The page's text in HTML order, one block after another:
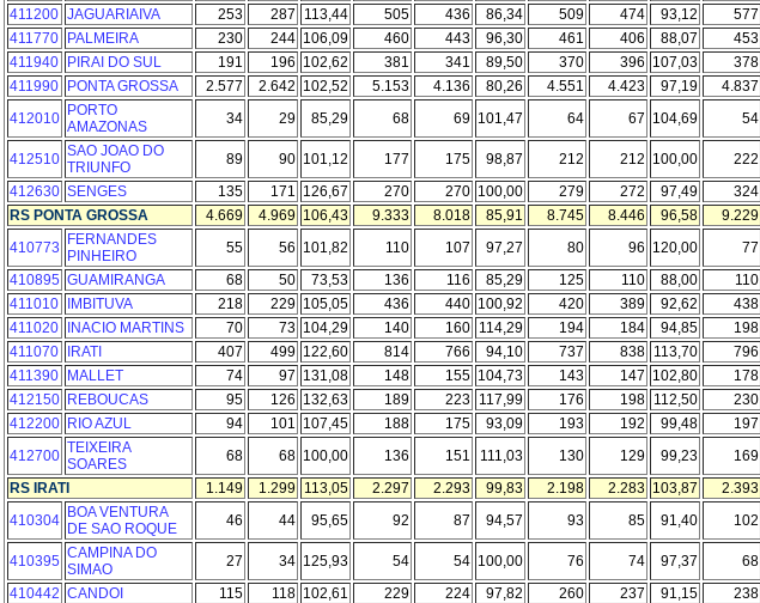
411200 JAGUARIAIVA 253 287 113,44 505 436 86,34 509 474 93,12 577
411770
PALMEIRA 230 244 106,09 460 443 96,30 461 406 88,07 453
411940
PIRAI DO SUL 191 196 102,62 381 341 89,50 370 396 107,03 378
411990
PONTA GROSSA 2.577 2.642 102,52 5.153 4.136 80,26 4.551 4.423 97,19 4.837
412010 PORTO
AMAZONAS
34 29 85,29 68 69 101,47 64 67 104,69 54
412510 SAO JOAO DO
TRIUNFO
89 90 101,12 177 175 98,87 212 212 100,00 222
412630 SENGES 135 171 126,67 270 270 100,00 279 272 97,49 324
RS PONTA GROSSA
4.669 4.969 106,43 9.333 8.018 85,91 8.745 8.446 96,58 9.229
410773
FERNANDES
PINHEIRO
55 56 101,82 110 107 97,27 80 96 120,00 77
410895 GUAMIRANGA 68 50 73,53 136 116 85,29 125 110 88,00 110
411010
IMBITUVA 218 229 105,05 436 440 100,92 420 389 92,62 438
411020
INACIO MARTINS 70 73 104,29 140 160 114,29 194 184 94,85 198
411070
IRATI 407 499 122,60 814 766 94,10 737 838 113,70 796
411390
MALLET 74 97 131,08 148 155 104,73 143 147 102,80 178
412150 REBOUCAS 95 126 132,63 189 223 117,99 176 198 112,50 230
412200 RIO AZUL 94 101 107,45 188 175 93,09 193 192 99,48 197
412700 TEIXEIRA
SOARES
68 68 100,00 136 151 111,03 130 129 99,23 169
RS IRATI
1.149 1.299 113,05 2.297 2.293 99,83 2.198 2.283 103,87 2.393
410304 BOA VENTURA
DE SAO ROQUE
46 44 95,65 92 87 94,57 93 85 91,40 102
410395 CAMPINA DO
SIMAO
27 34 125,93 54 54 100,00 76 74 97,37 68
410442 CANDOI 115 118 102,61 229 224 97,82 260 237 91,15 238